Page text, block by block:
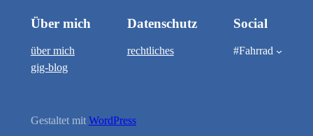
Über mich
über mich
gig-blog
Datenschutz
rechtliches
Social
#Fahrrad
Gestaltet mit WordPress